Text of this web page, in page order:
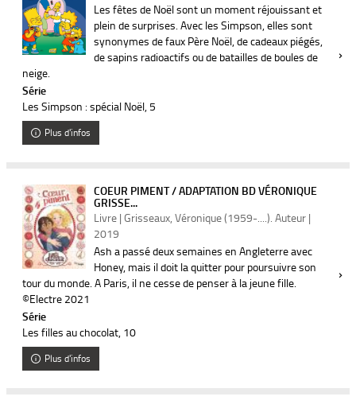
Les fêtes de Noël sont un moment réjouissant et
plein de surprises. Avec les Simpson, elles sont
synonymes de faux Père Noël, de cadeaux piégés,
de sapins radioactifs ou de batailles de boules de
neige.
Série
Les Simpson : spécial Noël, 5
Plus d'infos
COEUR PIMENT / ADAPTATION BD VÉRONIQUE
GRISSE...
Livre | Grisseaux, Véronique (1959-....). Auteur |
2019
Ash a passé deux semaines en Angleterre avec
Honey, mais il doit la quitter pour poursuivre son
tour du monde. A Paris, il ne cesse de penser à la jeune fille.
©Electre 2021
Série
Les filles au chocolat, 10
Plus d'infos